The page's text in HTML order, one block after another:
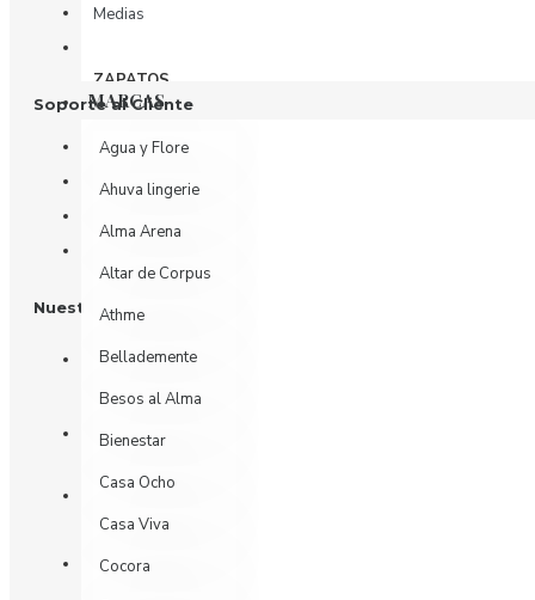
Medias
ZAPATOS
MARCAS
Agua y Flore
Ahuva lingerie
Alma Arena
Altar de Corpus
Athme
Bellademente
Besos al Alma
Bienestar
Casa Ocho
Casa Viva
Cocora
Política de Privacidad
Soporte al Cliente
Contáctenos
Devoluciones
Nuestras Redes